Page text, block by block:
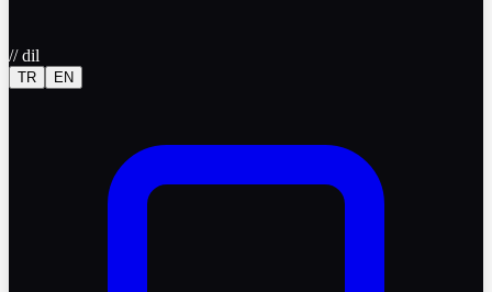
//dil
TR EN